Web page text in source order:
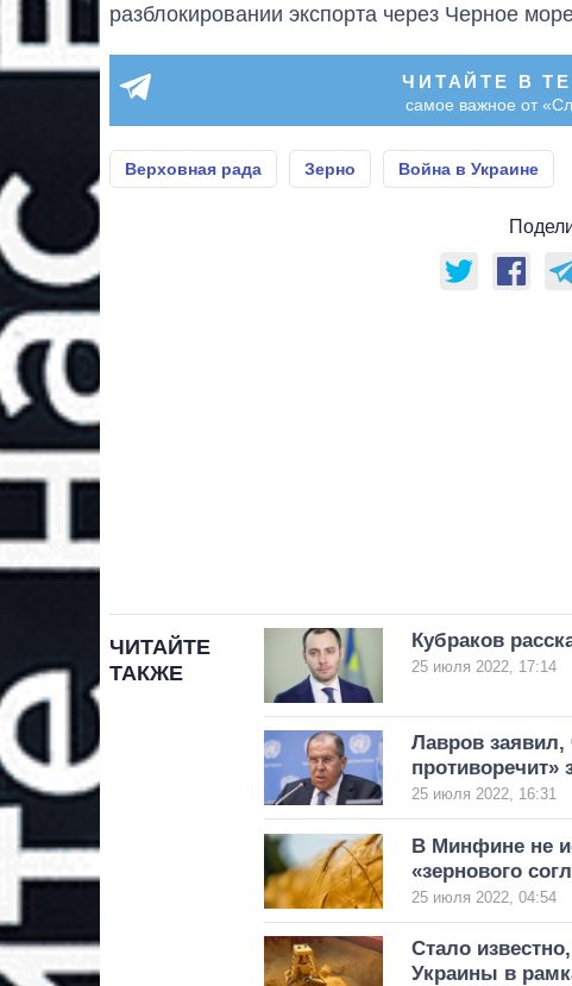
разблокировании экспорта через Черное
ЧИТАЙТЕ В
самое важное от
Верховная рада Зерно Война в Украине
ЧИТАЙТЕ
ТАКЖЕ
Кубраков
25 июля 2022, 17:14
Лавров заявил,
25 июля 2022, 16:31
В Минфине не
«зернового
25 июля 2022, 04:54
Стало
Украины в